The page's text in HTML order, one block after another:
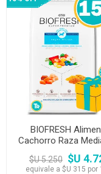
BIOFRESH
Cachorro Raza
kg
$U 5.250 $U
equivale a $U 315 por